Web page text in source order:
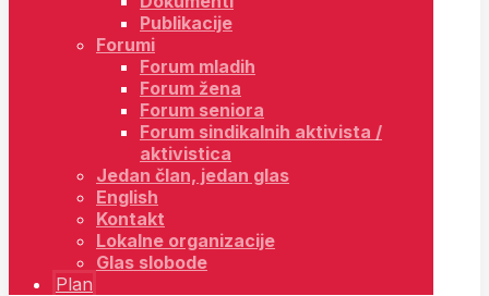
Publikacije
Forumi
Forum mladih
Forum žena
Forum seniora
Forum sindikalnih aktivista /
aktivistica
Jedan član, jedan glas
English
Kontakt
Lokalne organizacije
Glas slobode
Plan